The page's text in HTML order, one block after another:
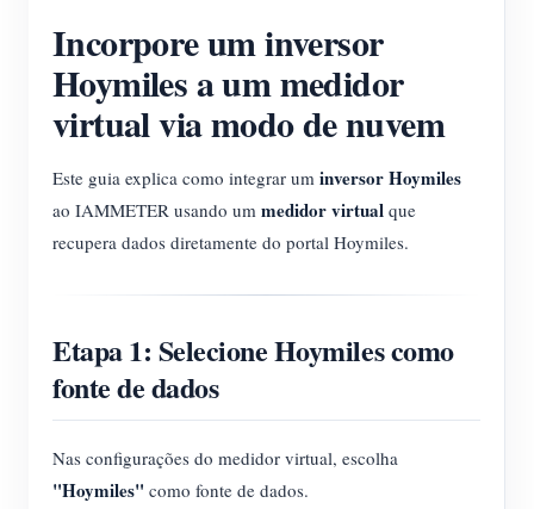
Incorpore um inversor
Hoymiles a um medidor
virtual via modo de nuvem
Este guia explica como integrar um inversor Hoymiles
ao IAMMETER usando um medidor virtual que
recupera dados diretamente do portal Hoymiles.
Etapa 1: Selecione Hoymiles como
fonte de dados
Nas configurações do medidor virtual, escolha
"Hoymiles" como fonte de dados.